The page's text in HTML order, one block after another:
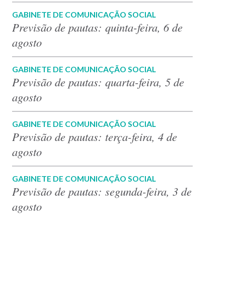
GABINETE DE COMUNICAÇÃO SOCIAL
Previsão de pautas: quinta-feira, 6 de
agosto
GABINETE DE COMUNICAÇÃO SOCIAL
Previsão de pautas: quarta-feira, 5 de
agosto
GABINETE DE COMUNICAÇÃO SOCIAL
Previsão de pautas: terça-feira, 4 de
agosto
GABINETE DE COMUNICAÇÃO SOCIAL
Previsão de pautas: segunda-feira, 3 de
agosto